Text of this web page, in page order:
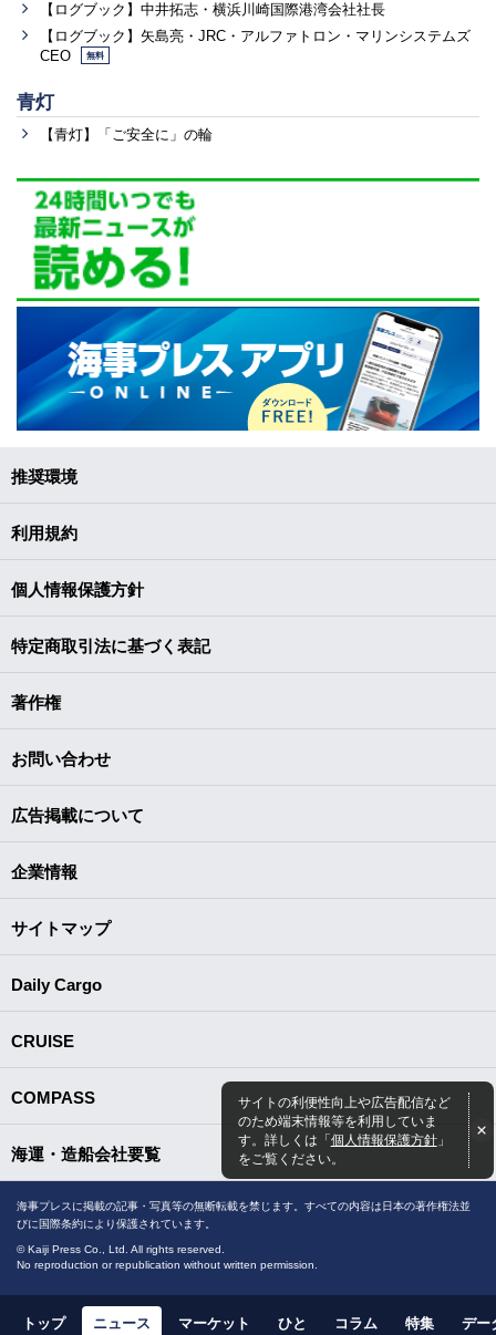
【ログブック】中井拓志・横浜川崎国際港湾会社社長
【ログブック】矢島亮・JRC・アルファトロン・マリンシステムズ
CEO
無料
青灯
【青灯】「ご安全に」の輪
サイトの利便性向上や広告配信など
のため端末情報等を利用していま
す。詳しくは「個人情報保護方針」
をご覧ください。
推奨環境
利用規約
個人情報保護方針
特定商取引法に基づく表記
著作権
お問い合わせ
広告掲載について
企業情報
サイトマップ
Daily Cargo
CRUISE
COMPASS
海運・造船会社要覧
海事プレスに掲載の記事・写真等の無断転載を禁じます。すべての内容は日本の著作権法並
びに国際条約により保護されています。
© Kaiji Press Co., Ltd. All rights reserved.
No reproduction or republication without written permission.
トップ ニュース マーケット ひと コラム 特集 デー